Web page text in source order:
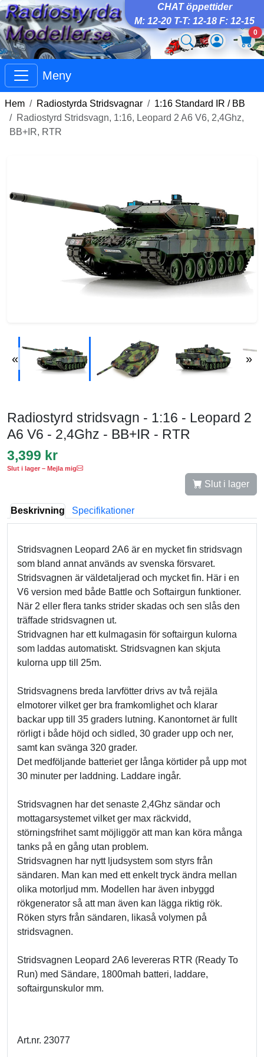
CHAT öppettider
M: 12-20 T-T: 12-18 F: 12-15
0
Meny
Hem Radiostyrda Stridsvagnar
1:16 Standard IR / BB
Radiostyrd Stridsvagn, 1:16, Leopard 2 A6 V6, 2,4Ghz,
BB+IR, RTR
« »
Radiostyrd stridsvagn - 1:16 - Leopard 2
A6 V6 - 2,4Ghz - BB+IR - RTR
3,399 kr
Slut i lager – Mejla mig
Slut i lager
Beskrivning Specifikationer
Stridsvagnen Leopard 2A6 är en mycket fin stridsvagn
som bland annat används av svenska försvaret.
Stridsvagnen är väldetaljerad och mycket fin. Här i en
V6 version med både Battle och Softairgun funktioner.
När 2 eller flera tanks strider skadas och sen slås den
träffade stridsvagnen ut.
Stridvagnen har ett kulmagasin för softairgun kulorna
som laddas automatiskt. Stridsvagnen kan skjuta
kulorna upp till 25m.
Stridsvagnens breda larvfötter drivs av två rejäla
elmotorer vilket ger bra framkomlighet och klarar
backar upp till 35 graders lutning. Kanontornet är fullt
rörligt i både höjd och sidled, 30 grader upp och ner,
samt kan svänga 320 grader.
Det medföljande batteriet ger långa körtider på upp mot
30 minuter per laddning. Laddare ingår.
Stridsvagnen har det senaste 2,4Ghz sändar och
mottagarsystemet vilket ger max räckvidd,
störningsfrihet samt möjliggör att man kan köra många
tanks på en gång utan problem.
Stridsvagnen har nytt ljudsystem som styrs från
sändaren. Man kan med ett enkelt tryck ändra mellan
olika motorljud mm. Modellen har även inbyggd
rökgenerator så att man även kan lägga riktig rök.
Röken styrs från sändaren, likaså volymen på
stridsvagnen.
Stridsvagnen Leopard 2A6 levereras RTR (Ready To
Run) med Sändare, 1800mah batteri, laddare,
softairgunskulor mm.
Art.nr. 23077